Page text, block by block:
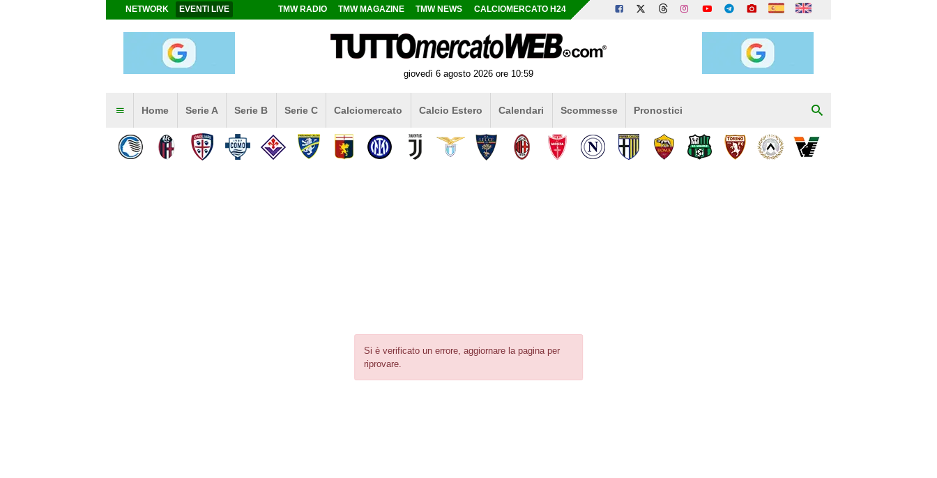
Si è verificato un errore, aggiornare la pagina per
riprovare.
NETWORK EVENTI LIVE TMW RADIO TMW MAGAZINE TMW NEWS CALCIOMERCATO H24
giovedì 6 agosto 2026 ore 10:59
Home Serie A Serie B Serie C Calciomercato Calcio Estero Calendari Scommesse Pronostici